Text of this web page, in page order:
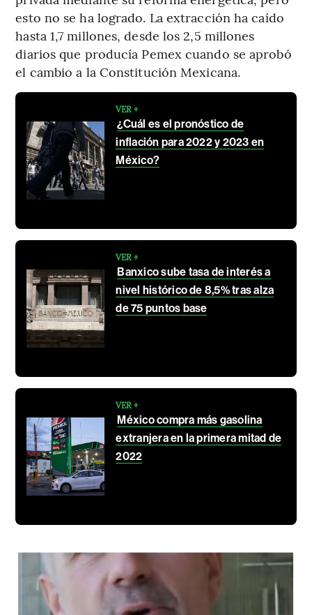
esto no se ha logrado. La extracción ha caído
hasta 1,7 millones, desde los 2,5 millones
diarios que producía Pemex cuando se aprobó
el cambio a la Constitución Mexicana.
VER +
¿Cuál es el pronóstico de
inflación para 2022 y 2023 en
México?
VER +
Banxico sube tasa de interés a
nivel histórico de 8,5% tras alza
de 75 puntos base
VER +
México compra más gasolina
extranjera en la primera mitad de
2022